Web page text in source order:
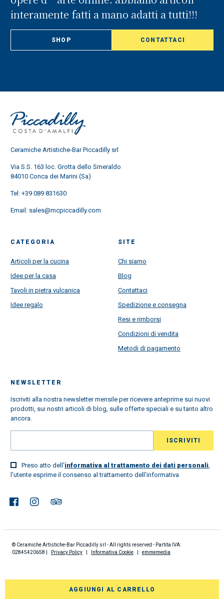
AGGIUNGI AL CARRELLO
interamente fatti a mano adatti a tutti!!!
SHOP CONTATTACI
Ceramiche Artistiche-Bar Piccadilly srl
Via S.S. 163 loc. Grotta dello Smeraldo
84010 Conca dei Marini (Sa)
Tel: +39 089 831630
Email: sales@mcpiccadilly.com
CATEGORIA
Articoli per la cucina
Idee per la casa
Tavoli in pietra vulcanica
Idee regalo
SITE
Chi siamo
Blog
Contattaci
Spedizione e consegna
Resi e rimborsi
Condizioni di vendita
Metodi di pagamento
NEWSLETTER
Iscriviti alla nostra newsletter mensile per ricevere anteprime sui nuovi
prodotti, sui nostri articoli di blog, sulle offerte speciali e su tanto altro
ancora.
Preso atto dell'informativa al trattamento dei dati personali,
l'utente esprime il consenso al trattamento dell'informativa
© Ceramiche Artistiche-Bar Piccadilly srl - All rights reserved - Partita IVA:
02845420658 |
Privacy Policy Informativa Cookie emmemedia